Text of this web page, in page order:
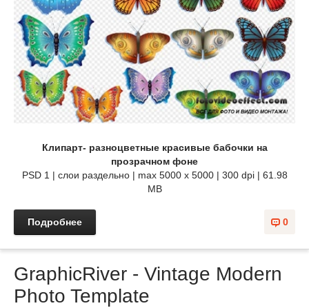
Клипарт- разноцветные красивые бабочки на
прозрачном фоне
PSD 1 | слои раздельно | max 5000 x 5000 | 300 dpi | 61.98
MB
0
Подробнее
GraphicRiver - Vintage Modern
Photo Template